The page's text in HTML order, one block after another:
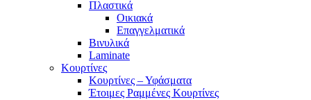
Πλαστικά
Οικιακά
Επαγγελματικά
Βινυλικά
Laminate
Κουρτίνες
Κουρτίνες – Υφάσματα
Έτοιμες Ραμμένες Κουρτίνες